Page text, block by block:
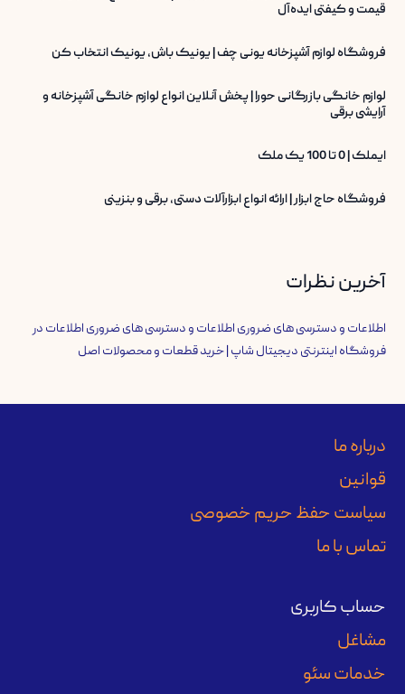
قیمت و کیفتی ایده‌آل
فروشگاه لوازم آشپزخانه یونی چف | یونیک باش، یونیک انتخاب کن
لوازم خانگی بازرگانی حورا | پخش آنلاین انواع لوازم خانگی آشپزخانه و
آرایشی برقی
ایملک | 0 تا 100 یک ملک
فروشگاه حاج ابزار | ارائه انواع ابزارآلات دستی، برقی و بنزینی
آخرین نظرات
اطلاعات و دسترسی های ضروری اطلاعات و دسترسی های ضروری اطلاعات در
فروشگاه اینترنتی دیجیتال شاپ | خرید قطعات و محصولات اصل
درباره ما
قوانین
سیاست حفظ حریم خصوصی
تماس با ما
حساب کاربری
مشاغل
خدمات سئو